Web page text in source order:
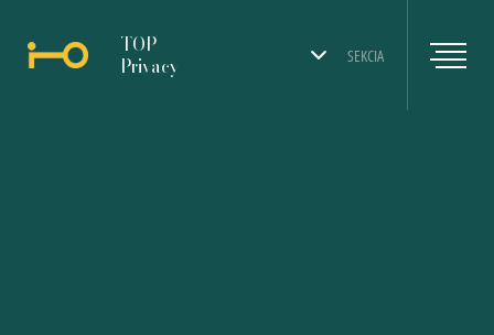
SEKCIA
TOP
Privacy